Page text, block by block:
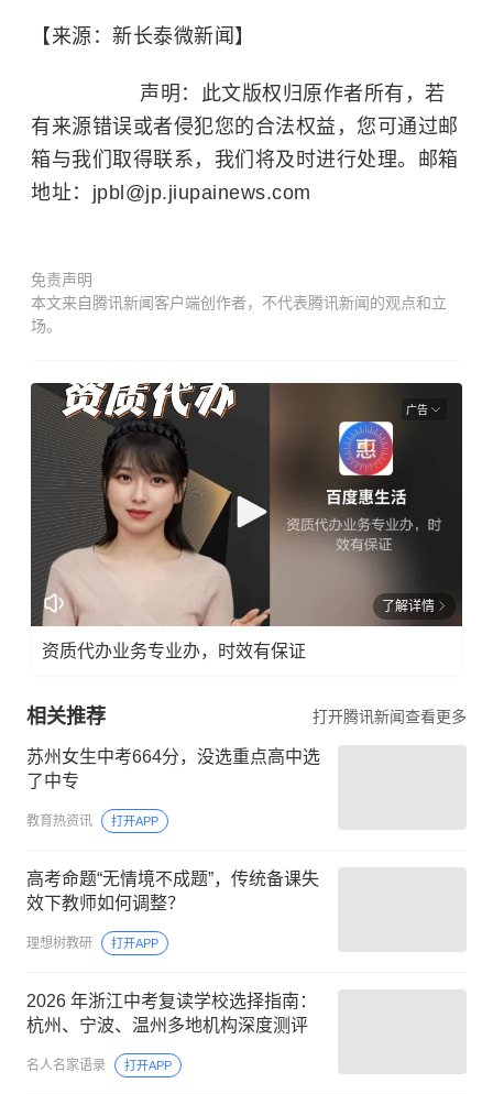
【来源：新长泰微新闻】
声明：此文版权归原作者所有，若
有来源错误或者侵犯您的合法权益，您可通过邮
箱与我们取得联系，我们将及时进行处理。邮箱
地址：jpbl@jp.jiupainews.com
免责声明
本文来自腾讯新闻客户端创作者，不代表腾讯新闻的观点和立
场。
广告
了解详情
资质代办业务专业办，时效有保证
相关推荐 打开腾讯新闻查看更多
苏州女生中考664分，没选重点高中选
了中专
教育热资讯 打开APP
高考命题“无情境不成题”，传统备课失
效下教师如何调整？
理想树教研 打开APP
2026 年浙江中考复读学校选择指南：
杭州、宁波、温州多地机构深度测评
名人名家语录 打开APP